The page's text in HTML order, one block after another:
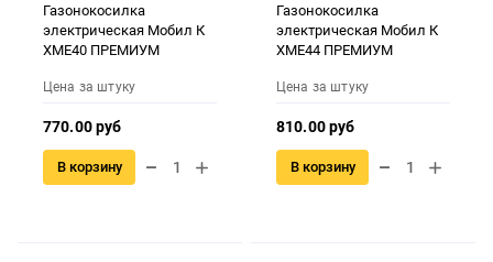
Газонокосилка
электрическая Мобил К
XME40 ПРЕМИУМ
Цена за штуку
770.00 руб
В корзину
Газонокосилка
электрическая Мобил К
XME44 ПРЕМИУМ
Цена за штуку
810.00 руб
В корзину